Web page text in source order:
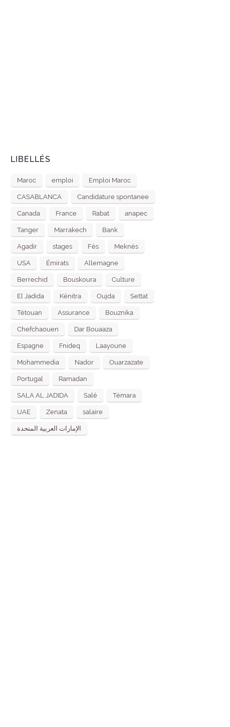
LIBELLÉS
Maroc emploi Emploi Maroc
CASABLANCA Candidature spontanee
Canada France Rabat anapec
Tanger Marrakech Bank
Agadir stages Fès Meknès
USA Émirats Allemagne
Berrechid Bouskoura Culture
El Jadida Kénitra Oujda Settat
Tétouan Assurance Bouznika
Chefchaouen Dar Bouaaza
Espagne Fnideq Laayoune
Mohammedia Nador Ouarzazate
Portugal Ramadan
SALA AL JADIDA Salé Témara
UAE Zenata salaire
الإمارات العربية المتحدة